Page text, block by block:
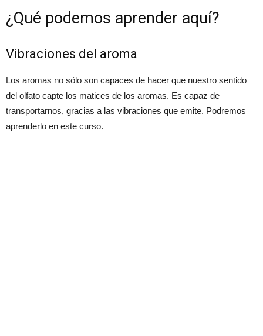
¿Qué podemos aprender aquí?
Vibraciones del aroma
Los aromas no sólo son capaces de hacer que nuestro sentido
del olfato capte los matices de los aromas. Es capaz de
transportarnos, gracias a las vibraciones que emite. Podremos
aprenderlo en este curso.